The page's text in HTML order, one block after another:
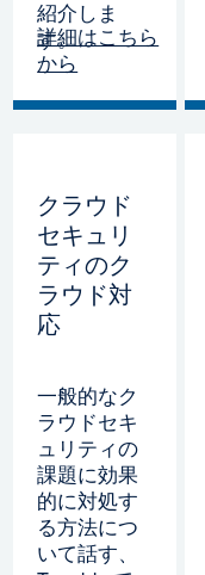
紹介しま
す。
詳細はこちら
から
クラウド
セキュリ
ティのク
ラウド対
応
一般的なク
ラウドセキ
ュリティの
課題に効果
的に対処す
る方法につ
いて話す、